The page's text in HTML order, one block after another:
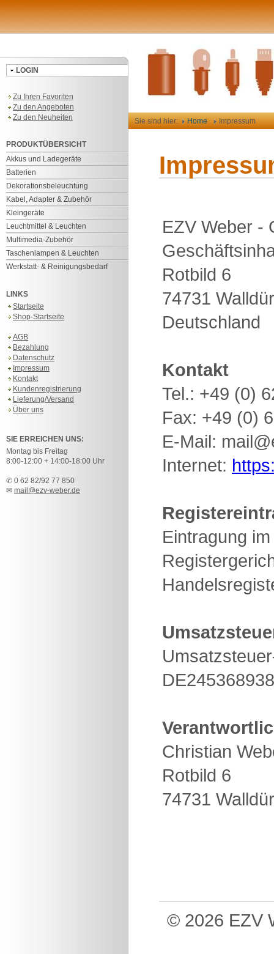
LOGIN
Zu Ihren Favoriten
Zu den Angeboten
Zu den Neuheiten
PRODUKTÜBERSICHT
Akkus und Ladegeräte
Batterien
Dekorationsbeleuchtung
Kabel, Adapter & Zubehör
Kleingeräte
Leuchtmittel & Leuchten
Multimedia-Zubehör
Taschenlampen & Leuchten
Werkstatt- & Reinigungsbedarf
LINKS
Startseite
Shop-Startseite
AGB
Bezahlung
Datenschutz
Impressum
Kontakt
Kundenregistrierung
Lieferung/Versand
Über uns
SIE ERREICHEN UNS:
Montag bis Freitag
8:00-12:00 + 14:00-18:00 Uhr
✆ 0 62 82/92 77 850
✉ mail@ezv-weber.de
Sie sind hier: Home Impressum
EZV Weber -
Rotbild 6
74731
Deutschland
Kontakt
Tel.: +49 (0)
Fax: +49 (0)
E-Mail: mail
Internet:
Eintragung
DE245368938
Christian
Rotbild 6
74731
© 2026 EZV